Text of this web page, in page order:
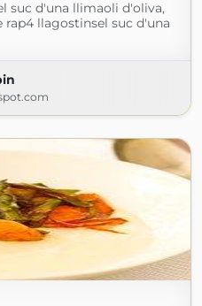
suc d'una llimaoli d'oliva,
rap4 llagostinsel suc d'una